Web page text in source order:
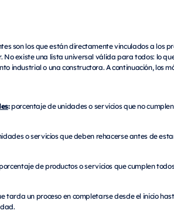
son los que están directamente vinculados a los
existe una lista universal válida para todos: lo
industrial o una constructora. A continuación, los
:porcentaje de unidades o servicios que no
o servicios que deben rehacerse antes de
de productos o servicios que cumplen
tarda un proceso en completarse desde el inicio